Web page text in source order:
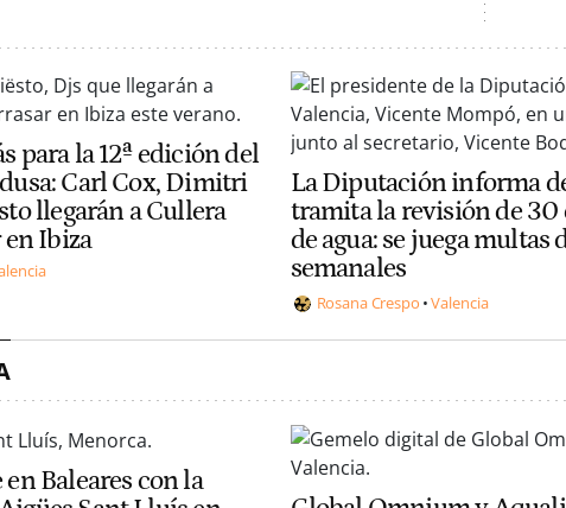
para la 12ª edición del
Carl Cox, Dimitri
llegarán a Cullera
en Ibiza
La Diputación informa
tramita la revisión de 30
de agua: se juega multas
semanales
Rosana Crespo Valencia
en Baleares con la